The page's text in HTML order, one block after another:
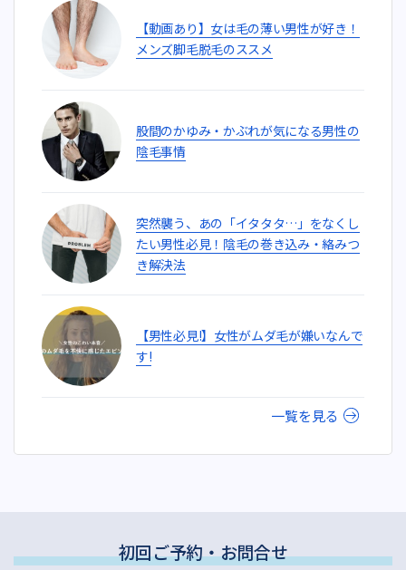
【動画あり】女は毛の薄い男性が好き！
メンズ脚毛脱毛のススメ
股間のかゆみ・かぶれが気になる男性の
陰毛事情
突然襲う、あの「イタタタ…」をなくし
たい男性必見！陰毛の巻き込み・絡みつ
き解決法
【男性必見!】女性がムダ毛が嫌いなんで
す!
一覧を見る
初回ご予約・お問合せ